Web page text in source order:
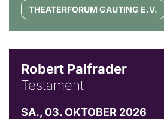
THEATERFORUM GAUTING E.V.
Robert Palfrader
Testament
SA., 03. OKTOBER 2026